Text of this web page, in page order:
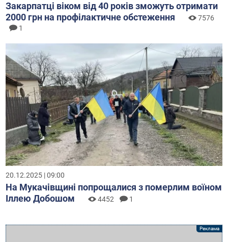
Закарпатці віком від 40 років зможуть отримати
2000 грн на профілактичне обстеження
7576
1
20.12.2025 | 09:00
На Мукачівщині попрощалися з померлим воїном
Іллею Добошом
4452 1